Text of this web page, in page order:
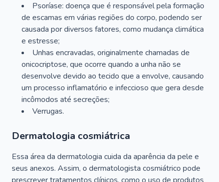
Psoríase: doença que é responsável pela formação
de escamas em várias regiões do corpo, podendo ser
causada por diversos fatores, como mudança climática
e estresse;
Unhas encravadas, originalmente chamadas de
onicocriptose, que ocorre quando a unha não se
desenvolve devido ao tecido que a envolve, causando
um processo inflamatório e infeccioso que gera desde
incômodos até secreções;
Verrugas.
Dermatologia cosmiátrica
Essa área da dermatologia cuida da aparência da pele e
seus anexos. Assim, o dermatologista cosmiátrico pode